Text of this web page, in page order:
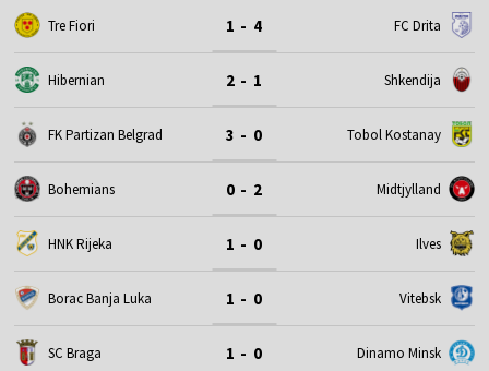
Tre Fiori 1 - 4 FC Drita
Hibernian 2 - 1 Shkendija
FK Partizan Belgrad 3 - 0 Tobol Kostanay
Bohemians 0 - 2 Midtjylland
HNK Rijeka 1 - 0 Ilves
Borac Banja Luka 1 - 0 Vitebsk
SC Braga 1 - 0 Dinamo Minsk